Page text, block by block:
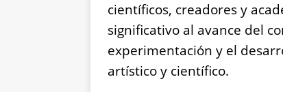
científicos, creadores y
significativo al avance del
experimentación y el
artístico y científico.